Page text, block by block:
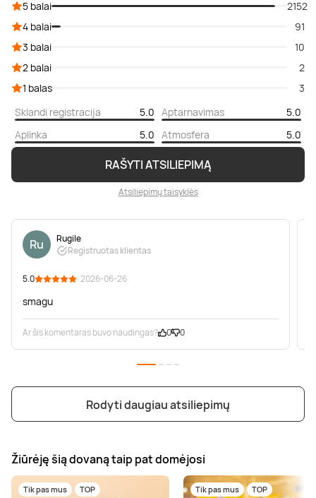
RAŠYTI ATSILIEPIMĄ
Atsiliepimų taisyklės
5 balai
2152
4 balai
91
3 balai
10
2 balai
2
1 balas
3
Sklandi registracija
5.0 Aptarnavimas
5.0
Aplinka
5.0 Atmosfera 5.0
Ru
Rugile
Registruotas klientas
5.0 · 2026-06-26
smagu
Ar šis komentaras buvo naudingas? 0 0
Rodyti daugiau atsiliepimų
Žiūrėję šią dovaną taip pat domėjosi
Tik pas mus TOP Tik pas mus TOP